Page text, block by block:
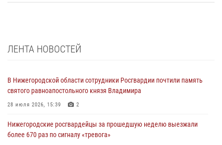
ЛЕНТА НОВОСТЕЙ
В Нижегородской области сотрудники Росгвардии почтили память
святого равноапостольного князя Владимира
28 июля 2026, 15:39 2
Нижегородские росгвардейцы за прошедшую неделю выезжали
более 670 раз по сигналу «тревога»